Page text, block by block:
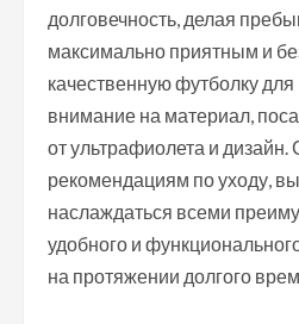
долговечность, делая
максимально приятным и
качественную футболку
внимание на материал,
от ультрафиолета и дизайн.
рекомендациям по уходу,
наслаждаться всеми
удобного и
на протяжении долгого